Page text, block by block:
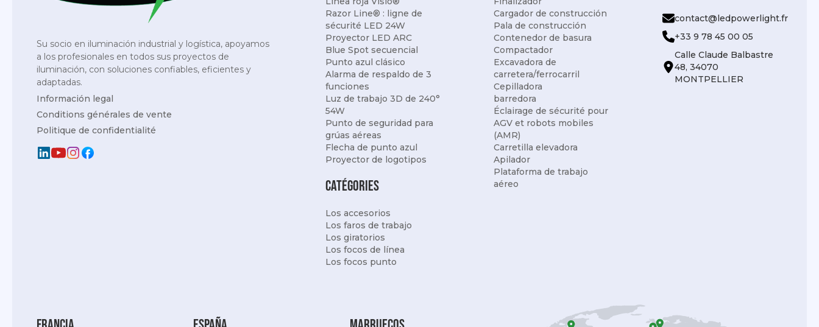
Su socio en iluminación industrial y logística, apoyamos
a los profesionales en todos sus proyectos de
iluminación, con soluciones confiables, eficientes y
adaptadas.
Información legal
Conditions générales de vente
Politique de confidentialité
Razor Line® : ligne de
sécurité LED 24W
Proyector LED ARC
Blue Spot secuencial
Punto azul clásico
Alarma de respaldo de 3
funciones
Luz de trabajo 3D de 240°
54W
Punto de seguridad para
grúas aéreas
Flecha de punto azul
Proyector de logotipos
Catégories
Los accesorios
Los faros de trabajo
Los giratorios
Los focos de línea
Los focos punto
Cargador de construcción
Pala de construcción
Contenedor de basura
Compactador
Excavadora de
carretera/ferrocarril
Cepilladora
barredora
Éclairage de sécurité pour
AGV et robots mobiles
(AMR)
Carretilla elevadora
Apilador
Plataforma de trabajo
aéreo
contact@ledpowerlight.fr
+33 9 78 45 00 05
Calle Claude Balbastre
48, 34070
MONTPELLIER